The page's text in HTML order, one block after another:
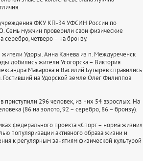
ФКУ КП-34 УФСИН России по
Семь мужчин проверили свои физические
серебро, четверо – на бронзу.
Удоры. Анна Канева из п. Междуреченск
добились жители Усогорска – Виктория
Макарова и Василий Бутырев справились
Гостивший на Удорской земле Олег Филиппов
приступили 296 человек, из них 54 взрослых. На
(86 на золото, 92 – серебро, 86 – бронзу).
федерального проекта «Спорт – норма жизни»
популяризации активного образа жизни и
к регулярным занятиям физической культурой